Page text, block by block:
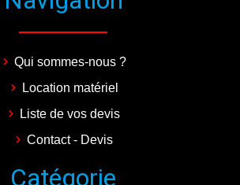
Qui sommes-nous ?
Location matériel
Liste de vos devis
Contact - Devis
Catégorie